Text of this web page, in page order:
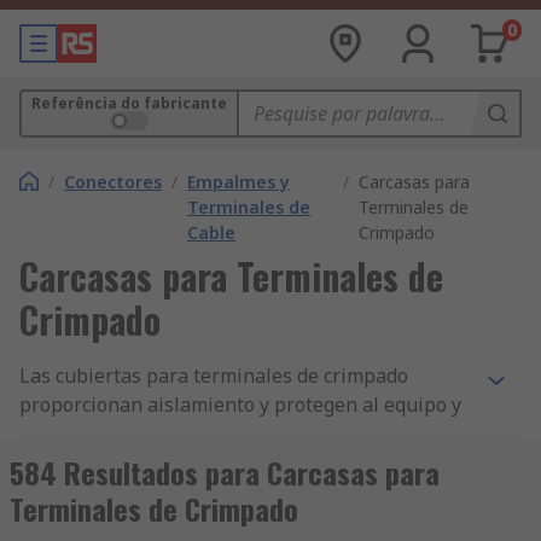
0
Referência do fabricante
/ Conectores / Empalmes y
Terminales de
Cable
/ Carcasas para
Terminales de
Crimpado
Carcasas para Terminales de
Crimpado
Las cubiertas para terminales de crimpado
proporcionan aislamiento y protegen al equipo y
causados por la corriente eléctrica. Otro nombre
común para las cubiertas para terminales de
crimpado es [fundas para terminales de
584 Resultados para Carcasas para
Terminales de Crimpado